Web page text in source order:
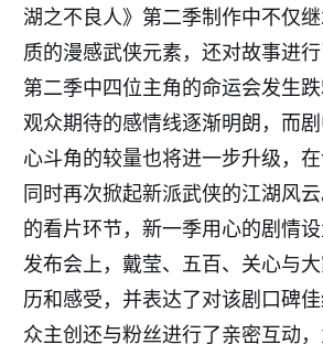
湖之不良人》第二季制作中不仅
质的漫感武侠元素，还对故事进行
第二季中四位主角的命运会发生跌
观众期待的感情线逐渐明朗，而
心斗角的较量也将进一步升级，
同时再次掀起新派武侠的江湖风
的看片环节，新一季用心的剧情设
发布会上，戴莹、五百、关心与
历和感受，并表达了对该剧口碑佳
众主创还与粉丝进行了亲密互动